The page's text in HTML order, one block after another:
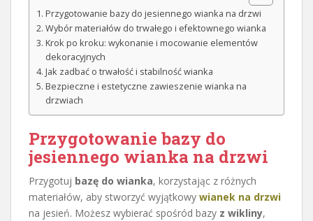
Przygotowanie bazy do jesiennego wianka na drzwi
Wybór materiałów do trwałego i efektownego wianka
Krok po kroku: wykonanie i mocowanie elementów
dekoracyjnych
Jak zadbać o trwałość i stabilność wianka
Bezpieczne i estetyczne zawieszenie wianka na
drzwiach
Przygotowanie bazy do
jesiennego wianka na drzwi
Przygotuj bazę do wianka, korzystając z różnych
materiałów, aby stworzyć wyjątkowy wianek na drzwi
na jesień. Możesz wybierać spośród bazy z wikliny,